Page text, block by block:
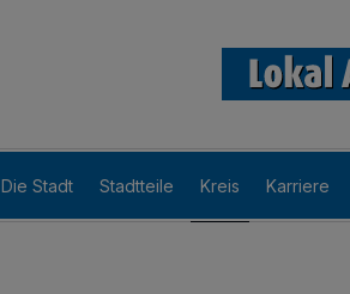
Die Stadt Stadtteile Kreis Karriere